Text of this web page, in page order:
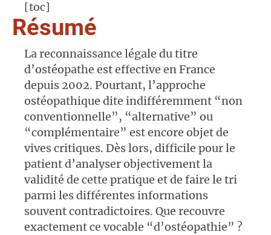
[toc]
Résumé
La reconnaissance légale du titre
d’ostéopathe est effective en France
depuis 2002. Pourtant, l’approche
ostéopathique dite indifféremment “non
conventionnelle”, “alternative” ou
“complémentaire” est encore objet de
vives critiques. Dès lors, difficile pour le
patient d’analyser objectivement la
validité de cette pratique et de faire le tri
parmi les différentes informations
souvent contradictoires. Que recouvre
exactement ce vocable “d’ostéopathie” ?